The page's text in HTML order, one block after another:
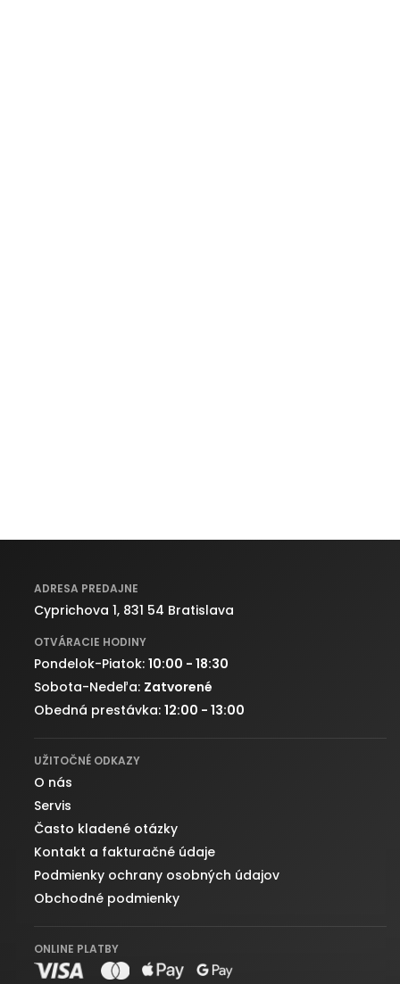
ADRESA PREDAJNE
Cyprichova 1, 831 54 Bratislava
OTVÁRACIE HODINY
Pondelok-Piatok: 10:00 - 18:30
Sobota-Nedeľa: Zatvorené
Obedná prestávka: 12:00 - 13:00
UŽITOČNÉ ODKAZY
O nás
Servis
Často kladené otázky
Kontakt a fakturačné údaje
Podmienky ochrany osobných údajov
Obchodné podmienky
ONLINE PLATBY